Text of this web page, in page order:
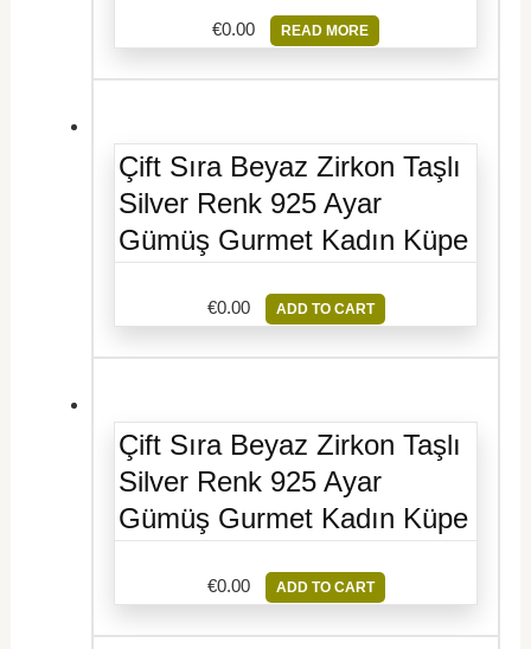
€0.00 READ MORE
Çift Sıra Beyaz Zirkon Taşlı
Silver Renk 925 Ayar
Gümüş Gurmet Kadın Küpe
€0.00 ADD TO CART
Çift Sıra Beyaz Zirkon Taşlı
Silver Renk 925 Ayar
Gümüş Gurmet Kadın Küpe
€0.00 ADD TO CART